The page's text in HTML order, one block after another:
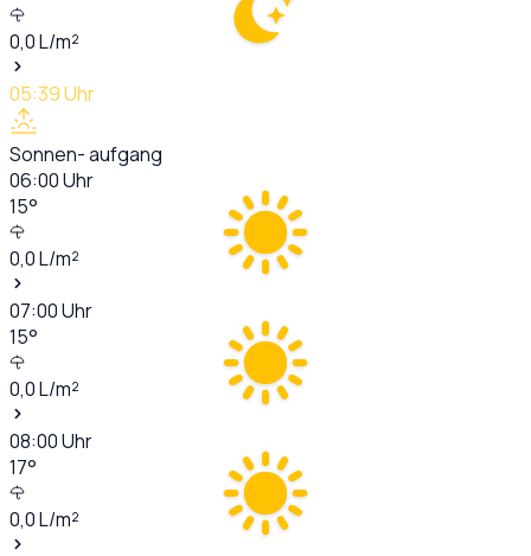
0,0L/m²
05:39Uhr
Sonnen- aufgang
06:00Uhr
15°
0,0L/m²
07:00Uhr
15°
0,0L/m²
08:00Uhr
17°
0,0L/m²